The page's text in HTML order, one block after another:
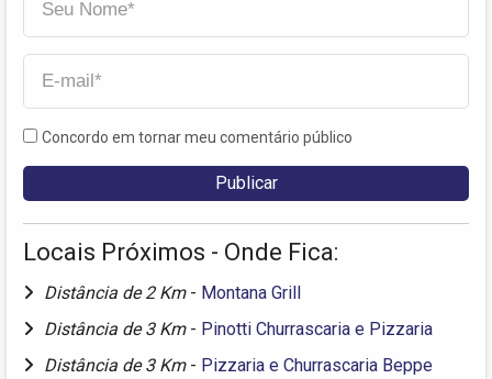
Concordo em tornar meu comentário público
Locais Próximos - Onde Fica:
Distância de 2 Km - Montana Grill
Distância de 3 Km - Pinotti Churrascaria e Pizzaria
Distância de 3 Km - Pizzaria e Churrascaria Beppe